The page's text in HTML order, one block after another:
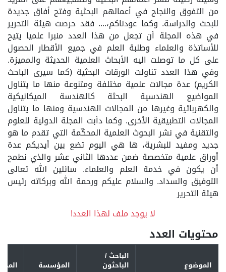
من التفوق والنجاح في أعمالهم البحثية وفتح أفاق جديدة
للبحث والدراسة. وكما عودناكم،.... فقد حرصت هيئة التحرير
في هذه المجلة أن تجعل من هذا العدد منبرا علميا يتيح
للأساتذة والعلماء وطلبة العلم في جميع الأقطار الحصول
على كل ما توصلت اليه الأبحاث العلمية الحديثة والمميزة.
وفي هذا العدد تناولت الورقات البحثية (كما سيرى الباحث
الكريم) عدة مجالات علمية مختلفة ومتنوعة منها ما يتناول
المواضيع الهندسية البحثة كالهندسة الميكانيكية
والكهربائية وغيرها من المجالات الهندسية ومنها ما يتناول
المجالات التطبيقية الأخرى. وكما دأبت المجلة الدولية للعلوم
والتقنية في نشر البحوث العلمية المحكّمة التي تقدم ما هو
جديد ومفيد للبشرية، ها هي اليوم تضع بين أيديكم عدة
أوراق علمية متخصصة ضمن عددها الثاني عشر والذي نطمح
أن يكون في خدمة العلم والعلماء. سائلين الله تعالى
التوفيق والسداد. والسلام عليكم ورحمة الله وبركاته رئيس
هيئة التحرير
لا يوجد ملف لهذا العدد!
محتويات العدد
الموضوع
الباحث /
الباحثون المؤسسة